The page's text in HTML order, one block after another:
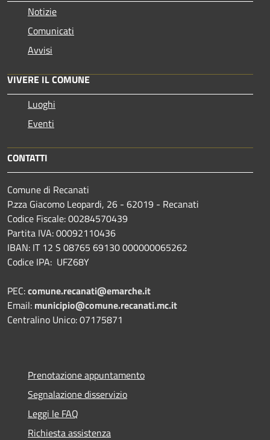
Notizie
Comunicati
Avvisi
VIVERE IL COMUNE
Luoghi
Eventi
CONTATTI
Comune di Recanati
P.zza Giacomo Leopardi, 26 - 62019 - Recanati
Codice Fiscale: 00284570439
Partita IVA: 00092110436
IBAN: IT 12 S 08765 69130 000000065262
Codice IPA: UFZ68Y
PEC:comune.recanati@emarche.it
Email: municipio@comune.recanati.mc.it
Centralino Unico: 07175871
Prenotazione appuntamento
Segnalazione disservizio
Leggi le FAQ
Richiesta assistenza